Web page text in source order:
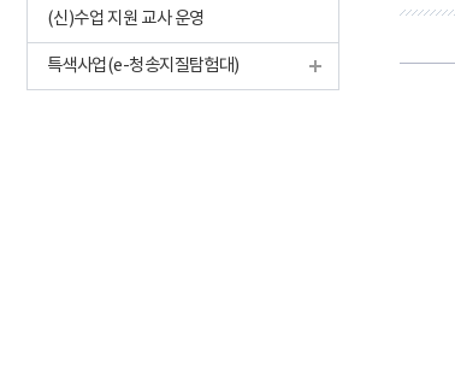
(신)수업 지원 교사 운영
특색사업(e-청송지질탐험대)